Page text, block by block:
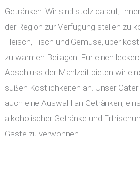
Getränken. Wir sind stolz darauf,
der Region zur Verfügung stellen zu
Fleisch, Fisch und Gemüse, über
zu warmen Beilagen. Für einen
Abschluss der Mahlzeit bieten wir
süßen Köstlichkeiten an. Unser
auch eine Auswahl an Getränken,
alkoholischer Getränke und
Gäste zu verwöhnen.